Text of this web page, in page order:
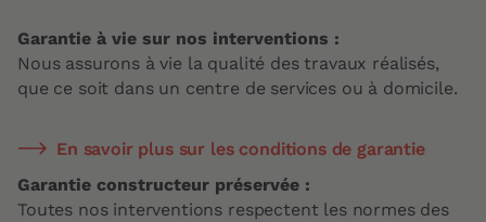
Garantie à vie sur nos interventions :
Nous assurons à vie la qualité des travaux réalisés,
que ce soit dans un centre de services ou à domicile.
En savoir plus sur les conditions de garantie
Garantie constructeur préservée :
Toutes nos interventions respectent les normes des